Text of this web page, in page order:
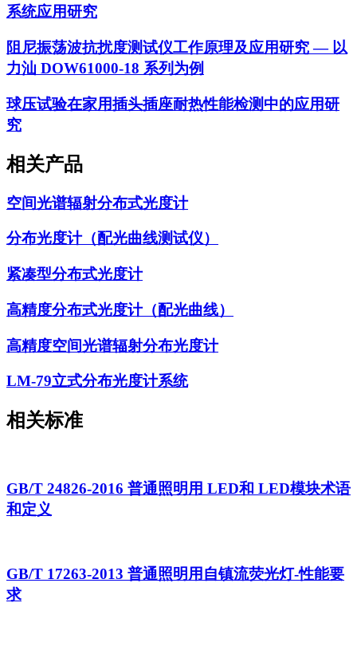
系统应用研究
阻尼振荡波抗扰度测试仪工作原理及应用研究 — 以
力汕 DOW61000-18 系列为例
球压试验在家用插头插座耐热性能检测中的应用研
究
相关产品
空间光谱辐射分布式光度计
分布光度计（配光曲线测试仪）
紧凑型分布式光度计
高精度分布式光度计（配光曲线）
高精度空间光谱辐射分布光度计
LM-79立式分布光度计系统
相关标准
GB/T 24826-2016 普通照明用 LED和 LED模块术语
和定义
GB/T 17263-2013 普通照明用自镇流荧光灯-性能要
求